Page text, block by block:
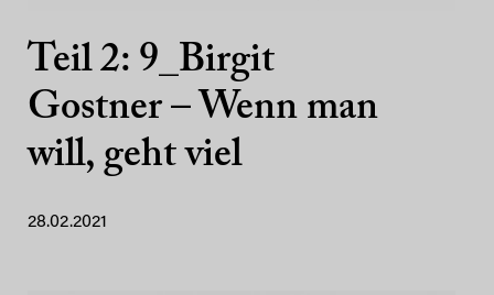
Teil 2: 9_Birgit
Gostner – Wenn man
will, geht viel
28.02.2021